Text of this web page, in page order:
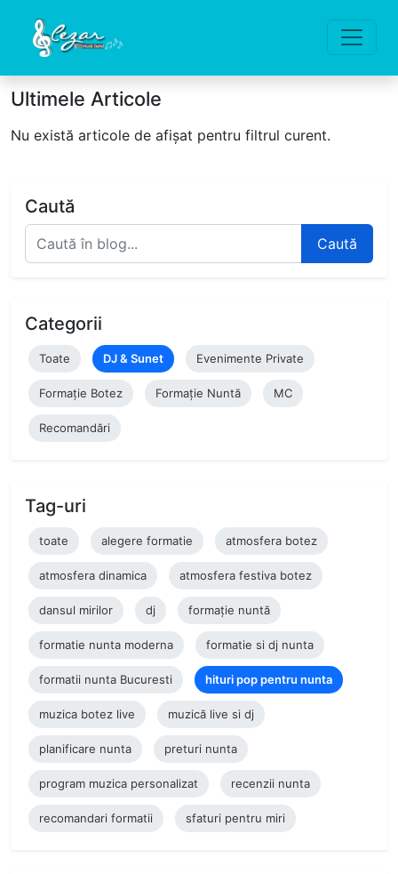
Ultimele Articole
Nu există articole de afișat pentru filtrul curent.
Caută
Caută
Categorii
Toate DJ & Sunet Evenimente Private
Formație Botez Formație Nuntă MC
Recomandări
Tag-uri
toate alegere formatie atmosfera botez
atmosfera dinamica atmosfera festiva botez
dansul mirilor dj formație nuntă
formatie nunta moderna formatie si dj nunta
formatii nunta Bucuresti hituri pop pentru nunta
muzica botez live muzică live si dj
planificare nunta preturi nunta
program muzica personalizat recenzii nunta
recomandari formatii sfaturi pentru miri